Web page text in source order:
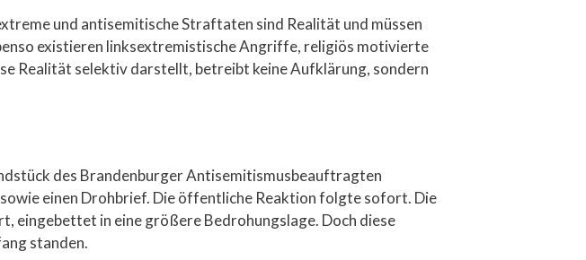
und antisemitische Straftaten sind Realität und müssen
existieren linksextremistische Angriffe, religiös motivierte
Realität selektiv darstellt, betreibt keine Aufklärung, sondern
des Brandenburger Antisemitismusbeauftragten
einen Drohbrief. Die öffentliche Reaktion folgte sofort. Die
eingebettet in eine größere Bedrohungslage. Doch diese
standen.